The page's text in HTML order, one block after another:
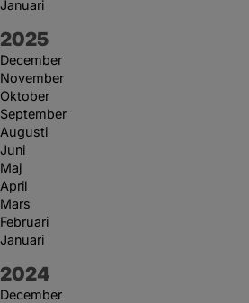
Januari
År:
2025
December
November
Oktober
September
Augusti
Juni
Maj
April
Mars
Februari
Januari
År:
2024
December